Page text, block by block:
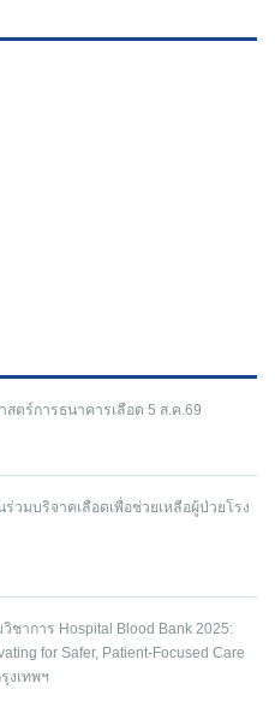
ตร์การธนาคารเลือด 5 ส.ค.69
วมบริจาคเลือดเพื่อช่วยเหลือผู้ป่วยโรง
ชาการ Hospital Blood Bank 2025:
for Safer, Patient-Focused Care
งเทพฯ